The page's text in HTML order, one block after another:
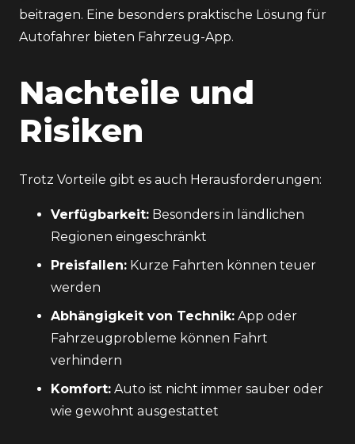
beitragen. Eine besonders praktische Lösung für
Autofahrer bieten Fahrzeug-App.
Nachteile und
Risiken
Trotz Vorteile gibt es auch Herausforderungen:
Verfügbarkeit: Besonders in ländlichen
Regionen eingeschränkt
Preisfallen: Kurze Fahrten können teuer
werden
Abhängigkeit von Technik: App oder
Fahrzeugprobleme können Fahrt
verhindern
Komfort: Auto ist nicht immer sauber oder
wie gewohnt ausgestattet